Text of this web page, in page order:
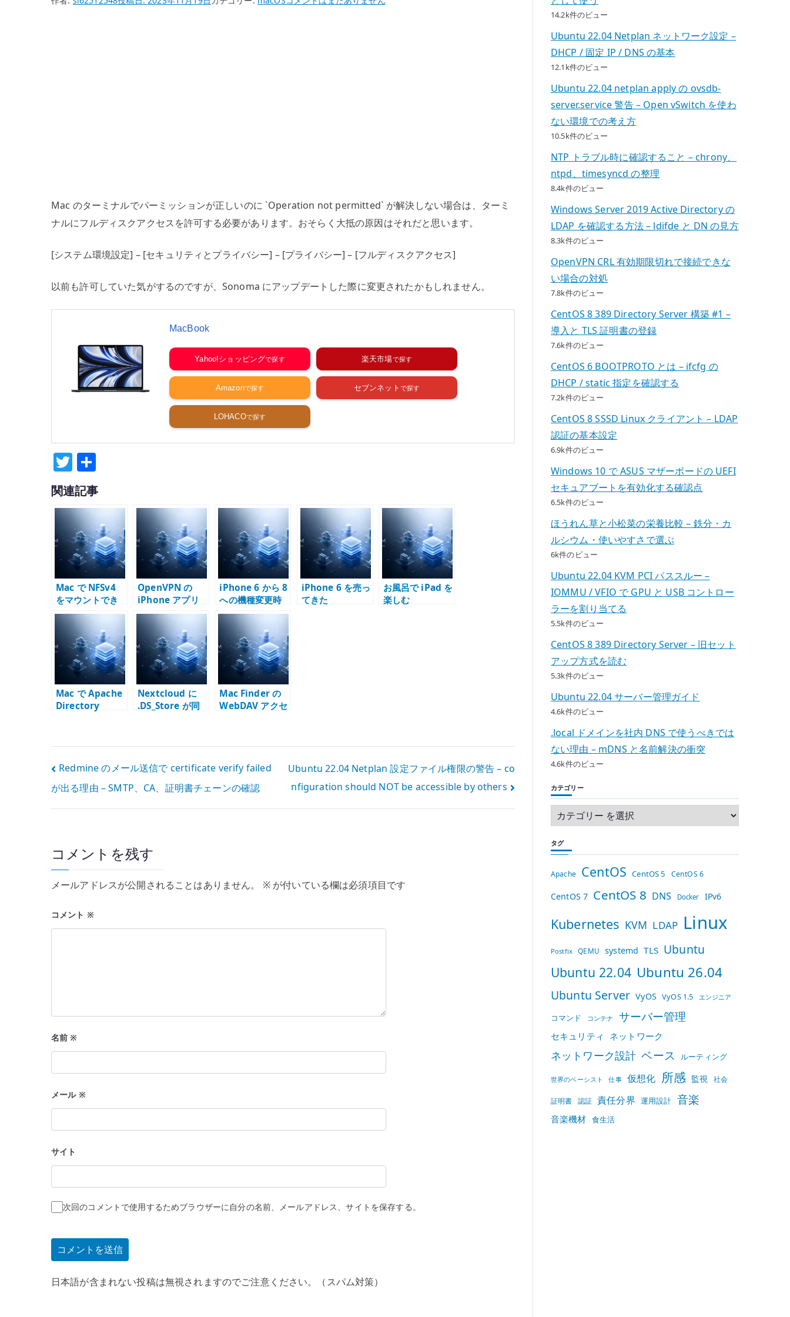
Mac のターミナルでパーミッションが正しいのに `Operation not permitted` が解決しない場合は、ターミ
ナルにフルディスクアクセスを許可する必要があります。おそらく大抵の原因はそれだと思います。
[システム環境設定] – [セキュリティとプライバシー] – [プライバシー] – [フルディスクアクセス]
以前も許可していた気がするのですが、Sonoma にアップデートした際に変更されたかもしれません。
MacBook
Yahoo!ショッピング 楽天市場
Amazon セブンネット
LOHACO
T
w
it
te
r
有
関連記事
Mac で NFSv4
をマウントでき
ない時の確認点 –
Finder と
mount_nfs を分
けて見る
OpenVPN の
iPhone アプリ
iPhone 6 から 8
への機種変更時
のデータ復元エ
ラーとその解決
方法
iPhone 6 を売っ
てきた
お風呂で iPad を
楽しむ
Mac で Apache
Directory
方法 – Apple
Nextcloud に
.DS_Store が同
レージのメタデ
か
Mac Finder の
WebDAV アクセ
期と WebDAV を
投
稿
ゲ
ー
シ
Redmine のメール送信で certificate verify failed
が出る理由 – SMTP、CA、証明書チェーンの確認
Ubuntu 22.04 Netplan 設定ファイル権限の警告 – co
nfiguration should NOT be accessible by others
コメントを残す
メールアドレスが公開されることはありません。 ※が付いている欄は必須項目です
コメント ※
名前※
メール ※
サイト
次回のコメントで使用するためブラウザーに自分の名前、メールアドレス、サイトを保存する。
日本語が含まれない投稿は無視されますのでご注意ください。（スパム対策）
14.2k件のビュー
Ubuntu 22.04 Netplan ネットワーク設定 –
DHCP / 固定 IP / DNS の基本
12.1k件のビュー
Ubuntu 22.04 netplan apply の ovsdb-
server.service 警告 – Open vSwitch を使わ
ない環境での考え方
10.5k件のビュー
NTP トラブル時に確認すること – chrony、
ntpd、timesyncd の整理
8.4k件のビュー
Windows Server 2019 Active Directory の
LDAP を確認する方法 – ldifde と DN の見方
8.3k件のビュー
OpenVPN CRL 有効期限切れで接続できな
い場合の対処
7.8k件のビュー
CentOS 8 389 Directory Server 構築 #1 –
導入と TLS 証明書の登録
7.6k件のビュー
CentOS 6 BOOTPROTO とは – ifcfg の
DHCP / static 指定を確認する
7.2k件のビュー
CentOS 8 SSSD Linux クライアント – LDAP
認証の基本設定
6.9k件のビュー
Windows 10 で ASUS マザーボードの UEFI
セキュアブートを有効化する確認点
6.5k件のビュー
ほうれん草と小松菜の栄養比較 – 鉄分・カ
ルシウム・使いやすさで選ぶ
6k件のビュー
Ubuntu 22.04 KVM PCI パススルー –
IOMMU / VFIO で GPU と USB コントロー
ラーを割り当てる
5.5k件のビュー
CentOS 8 389 Directory Server – 旧セット
アップ方式を読む
5.3k件のビュー
Ubuntu 22.04 サーバー管理ガイド
4.6k件のビュー
.local ドメインを社内 DNS で使うべきでは
ない理由 – mDNS と名前解決の衝突
4.6k件のビュー
カテゴリー
タグ
Apache CentOS CentOS 5 CentOS 6
CentOS 7 CentOS 8 DNS Docker IPv6
Kubernetes KVM LDAP Linux
Postfix QEMU systemd TLS Ubuntu
Ubuntu 22.04 Ubuntu 26.04
Ubuntu Server VyOS VyOS 1.5 エンジニア
コマンド コンテナ サーバー管理
セキュリティ ネットワーク
ネットワーク設計 ベース ルーティング
世界のベーシスト 仕事 仮想化 所感 監視 社会
証明書 認証 責任分界 運用設計 音楽
音楽機材 食生活